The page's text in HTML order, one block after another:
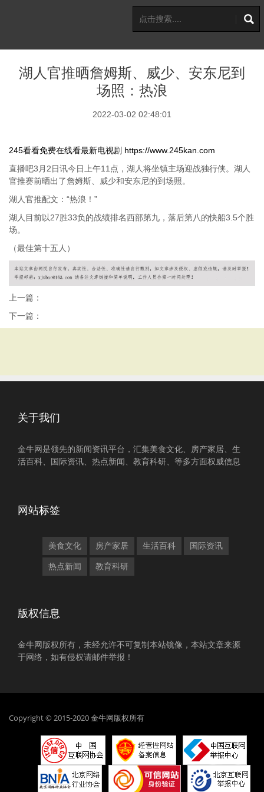
湖人官推晒詹姆斯、威少、安东尼到
场照：热浪
2022-03-02 02:48:01
245看看免费在线看最新电视剧 https://www.245kan.com
直播吧3月2日讯今日上午11点，湖人将坐镇主场迎战独行侠。湖人
官推赛前晒出了詹姆斯、威少和安东尼的到场照。
湖人官推配文：“热浪！”
湖人目前以27胜33负的战绩排名西部第九，落后第八的快船3.5个胜
场。
（最佳第十五人）
上一篇：
下一篇：
关于我们
金牛网是领先的新闻资讯平台，汇集美食文化、房产家居、生
活百科、国际资讯、热点新闻、教育科研、等多方面权威信息
网站标签
美食文化 房产家居 生活百科 国际资讯
热点新闻 教育科研
版权信息
金牛网版权所有，未经允许不可复制本站镜像，本站文章来源
于网络，如有侵权请邮件举报！
Copyright © 2015-2020 金牛网版权所有